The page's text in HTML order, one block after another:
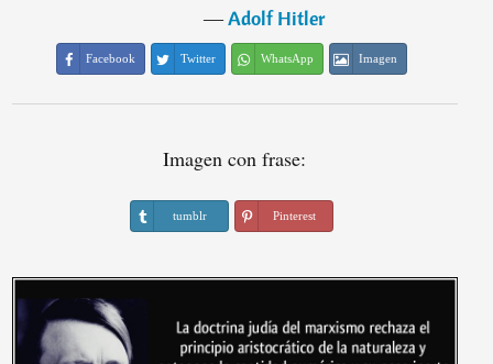
―Adolf Hitler
Facebook Twitter WhatsApp Imagen
Imagen con frase:
tumblr Pinterest